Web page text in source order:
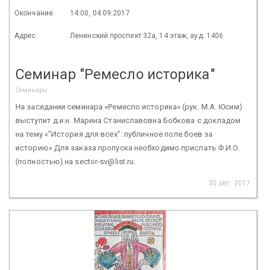
Окончание: 14:00, 04.09.2017
Адрес: Ленинский проспект 32а, 14 этаж, ауд. 1406
Семинар "Ремесло историка"
Семинары
На заседании семинара «Ремесло историка» (рук. М.А. Юсим)
выступит д.и.н. Марина Станиславовна Бобкова с докладом
на тему «"История для всех": публичное поле боев за
историю».Для заказа пропуска необходимо прислать Ф.И.О.
(полностью) на sector-sv@list.ru.
30 авг. 2017